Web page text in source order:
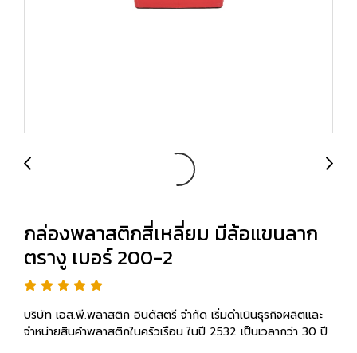
กล่องพลาสติกสี่เหลี่ยม มีล้อแขนลาก
ตรางู เบอร์ 200-2
บริษัท เอส.พี.พลาสติก อินดัสตรี จำกัด เริ่มดำเนินธุรกิจผลิตและ
จำหน่ายสินค้าพลาสติกในครัวเรือน ในปี 2532 เป็นเวลากว่า 30 ปี